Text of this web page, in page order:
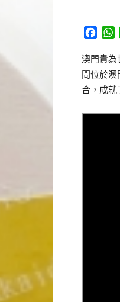
澳門貴為
間位於
合，成就